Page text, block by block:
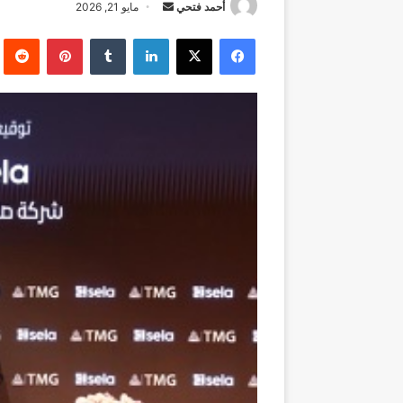
أحمد فتحي
أرسل
إلكترونيا
مايو 21, 2026
فيسبوك ‫X لينكدإن بينتيريست